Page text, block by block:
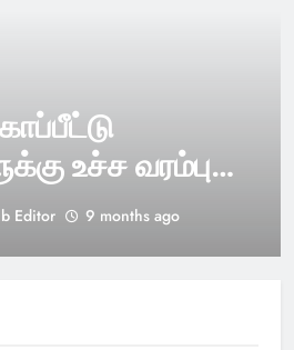
உச்ச வரம்பு?
Editor 9 months ago